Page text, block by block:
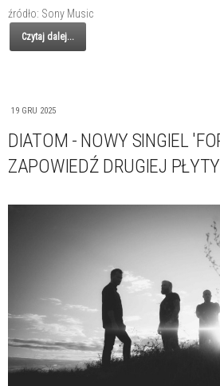
źródło: Sony Music
Czytaj dalej...
19 GRU 2025
DIATOM - NOWY SINGIEL
ZAPOWIEDŹ DRUGIEJ PŁYTY